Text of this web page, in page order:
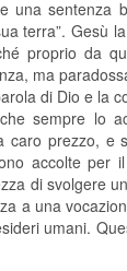
una sentenza
terra”. Gesù
proprio da
ma
di Dio e la
sempre lo
caro prezzo,
accolte per
di svolgere
a una
umani.